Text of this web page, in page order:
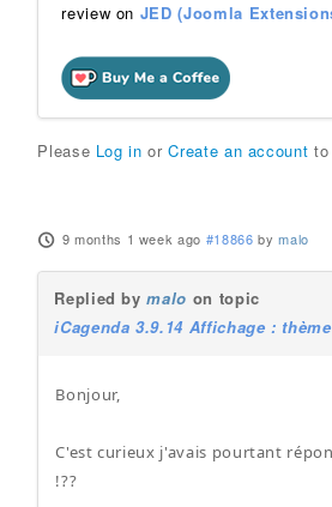
review on JED (Joomla
Please Log in orCreate an account
9 months 1 week ago #18866 bymalo
Replied bymalo on topic
iCagenda 3.9.14 Affichage :
Bonjour,
C'est curieux j'avais pourtant
!??